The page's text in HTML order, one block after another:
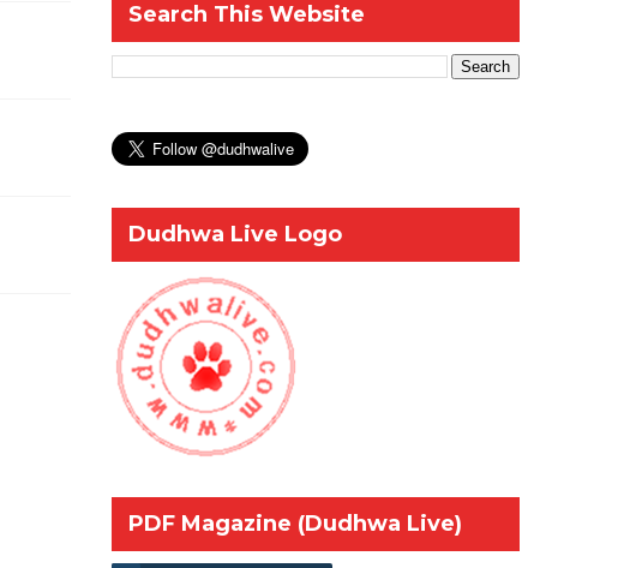
Search This Website
Dudhwa Live Logo
PDF Magazine (Dudhwa Live)